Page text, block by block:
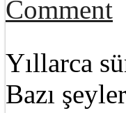
Comment
Yıllarca
Bazı